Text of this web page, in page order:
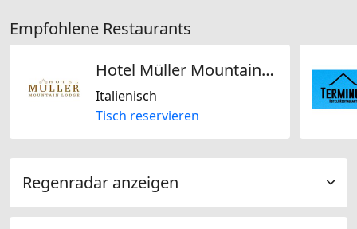
Empfohlene Restaurants
Hotel Müller Mountain Lodge
Italienisch
Tisch reservieren
Regenradar anzeigen